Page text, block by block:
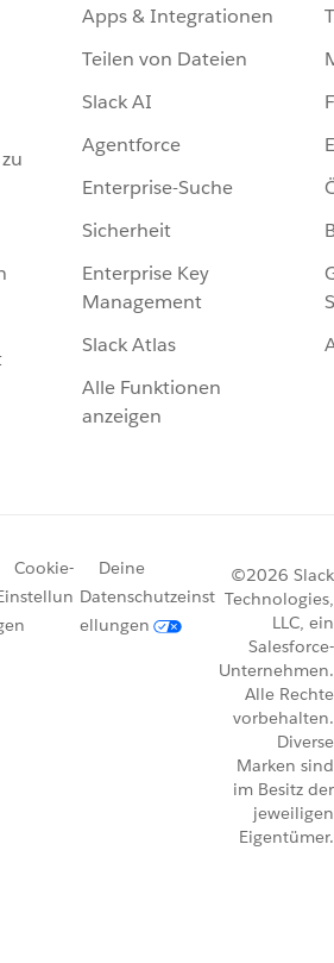
Apps & Integrationen
Teilen von Dateien
Slack AI
Agentforce
Enterprise-Suche
Sicherheit
Enterprise Key
Management
Slack Atlas
Alle Funktionen
anzeigen
Cookie-
Deine
Datenschutzeinst
ellungen
©2026 Slack
Technologies,
LLC, ein
Salesforce-
Unternehmen.
Alle Rechte
vorbehalten.
Diverse
Marken sind
im Besitz der
jeweiligen
Eigentümer.